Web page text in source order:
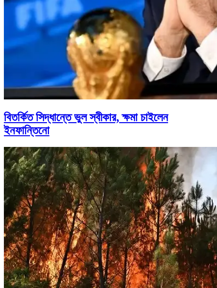
বিতর্কিত সিদ্ধান্তে ভুল স্বীকার, ক্ষমা চাইলেন
ইনফান্তিনো